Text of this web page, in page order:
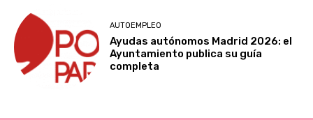
AUTOEMPLEO
Ayudas autónomos Madrid 2026: el
Ayuntamiento publica su guía
completa